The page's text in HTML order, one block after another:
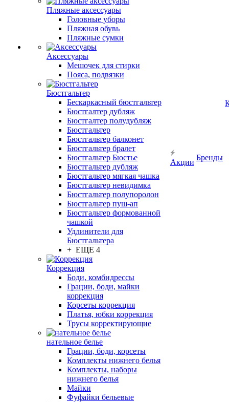
Пляжные аксессуары
Головные уборы
Пляжная обувь
Пляжные сумки
Аксессуары
Мешочек для стирки
Пояса, подвязки
Бюстгальтер
Бескаркасный бюстгальтер
Бюстгалтер дубляж
Бюстгалтер полудубляж
Бюстгальтер
Бюстгальтер балконет
Бюстгальтер бралет
Бюстгальтер Бюстье
Бюстгальтер дубляж
Бюстгальтер мягкая чашка
Бюстгальтер невидимка
Бюстгальтер полупоролон
Бюстгальтер пуш-ап
Бюстгальтер формованной
чашкой
Удлинители для
Бюстгальтера
+ ЕЩЕ 4
Коррекция
Боди, комбидрессы
Грации, боди, майки
коррекция
Корсеты коррекция
Платья, юбки коррекция
Трусы корректирующие
нательное белье
Грации, боди, корсеты
Комплекты нижнего белья
Комплекты, наборы
нижнего белья
Майки
Фуфайки бельевые
Акции
Бренды